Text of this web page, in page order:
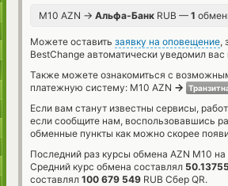
M10 AZN → Альфа-Банк RUB — 1
Можете оставить заявку на оповещение,
BestChange автоматически уведомил вас
Также можете ознакомиться с
платежную систему: M10 AZN →
Если вам станут известны сервисы,
если сообщите нам, воспользовавшись
обменные пункты как можно скорее
Последний раз курсы обмена AZN M10
Средний курс обмена составлял
составлял 100 679 549 RUB Сбер QR.